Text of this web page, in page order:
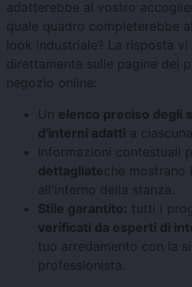
adatterebbe al vostro
quale quadro completerebbe
look industriale? La risposta
direttamente sulle pagine dei
negozio online:
Un elenco preciso degli
d'interni adatti a
Informazioni contestuali
dettagliateche
all'interno della stanza.
Stile garantito: tutti i
verificati da esperti di
tuo arredamento con la
professionista.